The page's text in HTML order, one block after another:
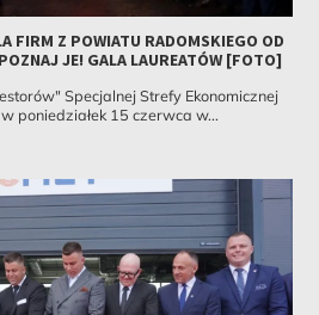
FIRM Z POWIATU RADOMSKIEGO OD
JE! GALA LAUREATÓW [FOTO]
Specjalnej Strefy Ekonomicznej
poniedziałek 15 czerwca w...